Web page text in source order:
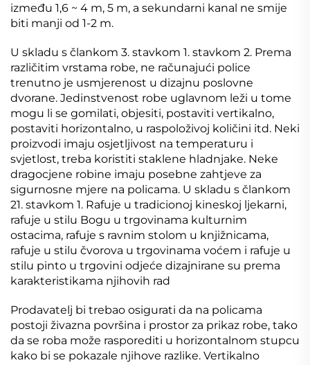
između 1,6 ~ 4 m, 5 m, a sekundarni kanal ne smije
biti manji od 1-2 m.
U skladu s člankom 3. stavkom 1. stavkom 2. Prema
različitim vrstama robe, ne računajući police
trenutno je usmjerenost u dizajnu poslovne
dvorane. Jedinstvenost robe uglavnom leži u tome
mogu li se gomilati, objesiti, postaviti vertikalno,
postaviti horizontalno, u raspoloživoj količini itd. Neki
proizvodi imaju osjetljivost na temperaturu i
svjetlost, treba koristiti staklene hladnjake. Neke
dragocjene robine imaju posebne zahtjeve za
sigurnosne mjere na policama. U skladu s člankom
21. stavkom 1. Rafuje u tradicionoj kineskoj ljekarni,
rafuje u stilu Bogu u trgovinama kulturnim
ostacima, rafuje s ravnim stolom u knjižnicama,
rafuje u stilu čvorova u trgovinama voćem i rafuje u
stilu pinto u trgovini odjeće dizajnirane su prema
karakteristikama njihovih rad
Prodavatelj bi trebao osigurati da na policama
postoji živazna površina i prostor za prikaz robe, tako
da se roba može rasporediti u horizontalnom stupcu
kako bi se pokazale njihove razlike. Vertikalno